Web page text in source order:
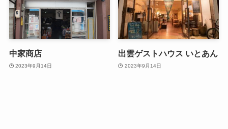
中家商店
2023年9月14日
出雲ゲストハウス いとあん
2023年9月14日